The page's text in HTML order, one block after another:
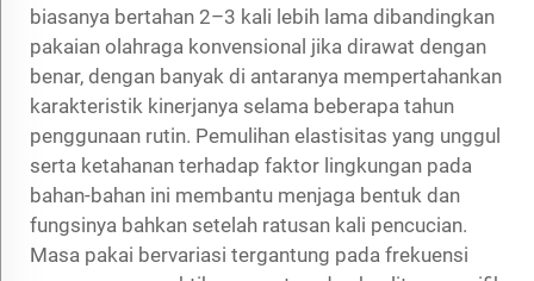
biasanya bertahan 2–3 kali lebih lama dibandingkan
pakaian olahraga konvensional jika dirawat dengan
benar, dengan banyak di antaranya mempertahankan
karakteristik kinerjanya selama beberapa tahun
penggunaan rutin. Pemulihan elastisitas yang unggul
serta ketahanan terhadap faktor lingkungan pada
bahan-bahan ini membantu menjaga bentuk dan
fungsinya bahkan setelah ratusan kali pencucian.
Masa pakai bervariasi tergantung pada frekuensi